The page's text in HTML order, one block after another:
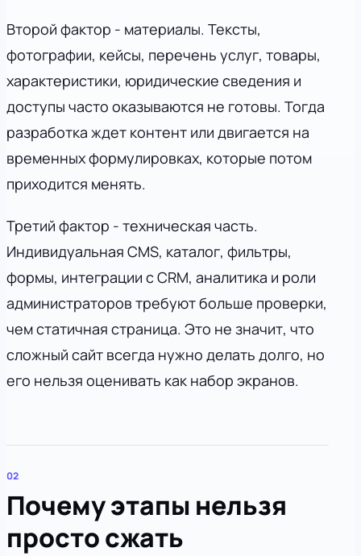
Второй фактор - материалы. Тексты,
фотографии, кейсы, перечень услуг, товары,
характеристики, юридические сведения и
доступы часто оказываются не готовы. Тогда
разработка ждет контент или двигается на
временных формулировках, которые потом
приходится менять.
Третий фактор - техническая часть.
Индивидуальная CMS, каталог, фильтры,
формы, интеграции с CRM, аналитика и роли
администраторов требуют больше проверки,
чем статичная страница. Это не значит, что
сложный сайт всегда нужно делать долго, но
его нельзя оценивать как набор экранов.
Почему этапы нельзя
просто сжать